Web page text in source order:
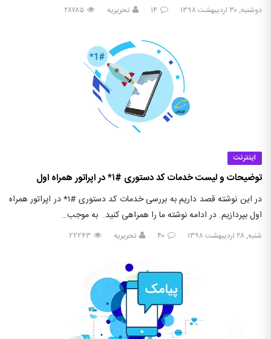
دوشنبه, ۳۰ اردیبهشت ۱۳۹۸ ۱۴ تحریریه ۲۸۷۸۵
اینترنت
توضیحات و لیست خدمات کد دستوری #۱* در اپراتور همراه اول
در این نوشته قصد داریم به بررسی خدمات کد دستوری #۱* در اپراتور همراه
اول بپردازیم. در ادامه نوشته ما را همراهی کنید. به موجب…
شنبه, ۲۸ اردیبهشت ۱۳۹۸ ۴۰ تحریریه ۲۲۲۴۳